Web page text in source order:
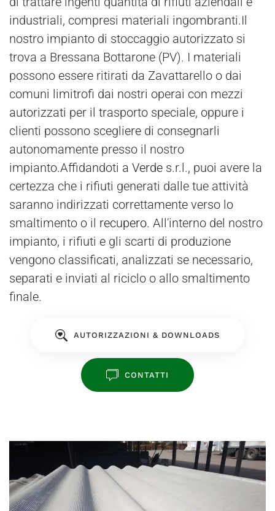
industriali, compresi materiali ingombranti.Il
nostro impianto di stoccaggio autorizzato si
trova a Bressana Bottarone (PV). I materiali
possono essere ritirati da Zavattarello o dai
comuni limitrofi dai nostri operai con mezzi
autorizzati per il trasporto speciale, oppure i
clienti possono scegliere di consegnarli
autonomamente presso il nostro
impianto.Affidandoti a Verde s.r.l., puoi avere la
certezza che i rifiuti generati dalle tue attività
saranno indirizzati correttamente verso lo
smaltimento o il recupero. All'interno del nostro
impianto, i rifiuti e gli scarti di produzione
vengono classificati, analizzati se necessario,
separati e inviati al riciclo o allo smaltimento
finale.
AUTORIZZAZIONI & DOWNLOADS
CONTATTI